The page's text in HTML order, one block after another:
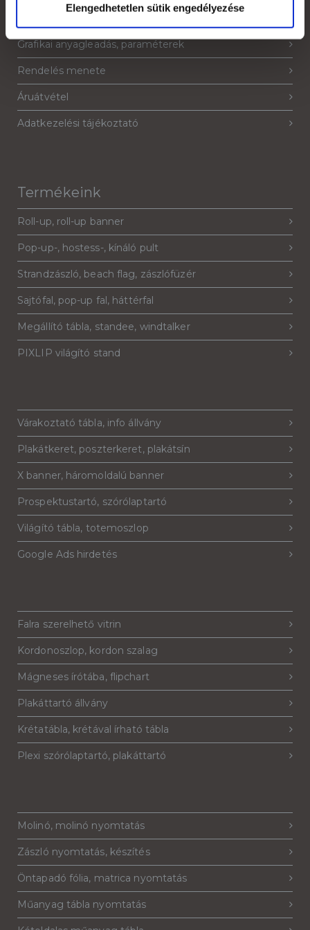
Elengedhetetlen sütik engedélyezése
Jogi nyilatkozat
Grafikai anyagleadás, paraméterek
Rendelés menete
Áruátvétel
Adatkezelési tájékoztató
Termékeink
Roll-up, roll-up banner
Pop-up-, hostess-, kínáló pult
Strandzászló, beach flag, zászlófüzér
Sajtófal, pop-up fal, háttérfal
Megállító tábla, standee, windtalker
PIXLIP világító stand
Várakoztató tábla, info állvány
Plakátkeret, poszterkeret, plakátsín
X banner, háromoldalú banner
Prospektustartó, szórólaptartó
Világító tábla, totemoszlop
Google Ads hirdetés
Falra szerelhető vitrin
Kordonoszlop, kordon szalag
Mágneses írótába, flipchart
Plakáttartó állvány
Krétatábla, krétával írható tábla
Plexi szórólaptartó, plakáttartó
Molinó, molinó nyomtatás
Zászló nyomtatás, készítés
Öntapadó fólia, matrica nyomtatás
Műanyag tábla nyomtatás